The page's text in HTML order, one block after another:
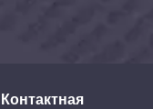
Контактная